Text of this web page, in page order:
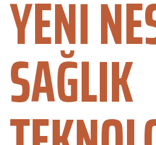
YENI
SAĞLIK